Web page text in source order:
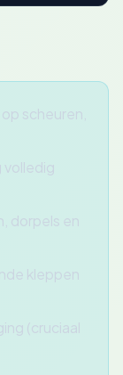
scheuren,
volledig
dorpels en
kleppen
(cruciaal